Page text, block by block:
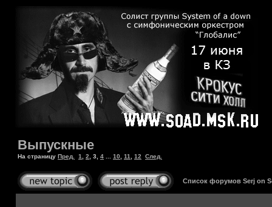
Выпускные
На страницу Пред. 1 2 3 4 10 11 12 След.
Список форумов Serj on